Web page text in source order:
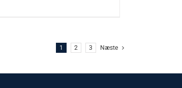
1 2 3 Næste